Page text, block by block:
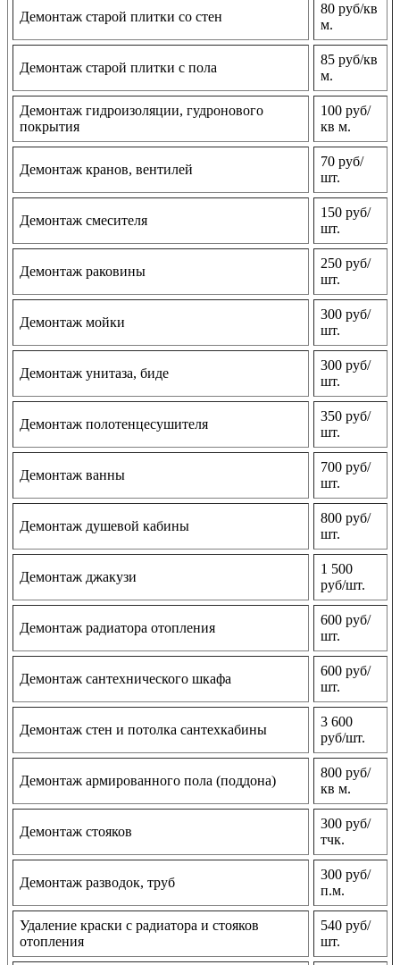
Демонтаж старой плитки со стен
80 руб/кв
м.
Демонтаж старой плитки с пола
85 руб/кв
м.
Демонтаж гидроизоляции, гудронового
покрытия
100 руб/
кв м.
Демонтаж кранов, вентилей
70 руб/
шт.
Демонтаж смесителя
150 руб/
шт.
Демонтаж раковины
250 руб/
шт.
Демонтаж мойки
300 руб/
шт.
Демонтаж унитаза, биде
300 руб/
шт.
Демонтаж полотенцесушителя
350 руб/
шт.
Демонтаж ванны
700 руб/
шт.
Демонтаж душевой кабины
800 руб/
шт.
Демонтаж джакузи
1 500
руб/шт.
Демонтаж радиатора отопления
600 руб/
шт.
Демонтаж сантехнического шкафа
600 руб/
шт.
Демонтаж стен и потолка сантехкабины
3 600
руб/шт.
Демонтаж армированного пола (поддона)
800 руб/
кв м.
Демонтаж стояков
300 руб/
тчк.
Демонтаж разводок, труб
300 руб/
п.м.
Удаление краски с радиатора и стояков
отопления
540 руб/
шт.